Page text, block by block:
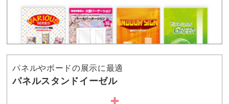
パネルやボードの展示に最適
パネルスタンドイーゼル